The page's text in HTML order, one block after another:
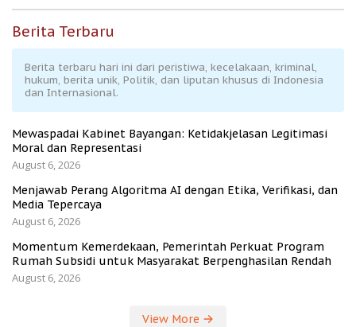
Berita Terbaru
Berita terbaru hari ini dari peristiwa, kecelakaan, kriminal,
hukum, berita unik, Politik, dan liputan khusus di Indonesia
dan Internasional.
Mewaspadai Kabinet Bayangan: Ketidakjelasan Legitimasi
Moral dan Representasi
August 6, 2026
Menjawab Perang Algoritma AI dengan Etika, Verifikasi, dan
Media Tepercaya
August 6, 2026
Momentum Kemerdekaan, Pemerintah Perkuat Program
Rumah Subsidi untuk Masyarakat Berpenghasilan Rendah
August 6, 2026
View More